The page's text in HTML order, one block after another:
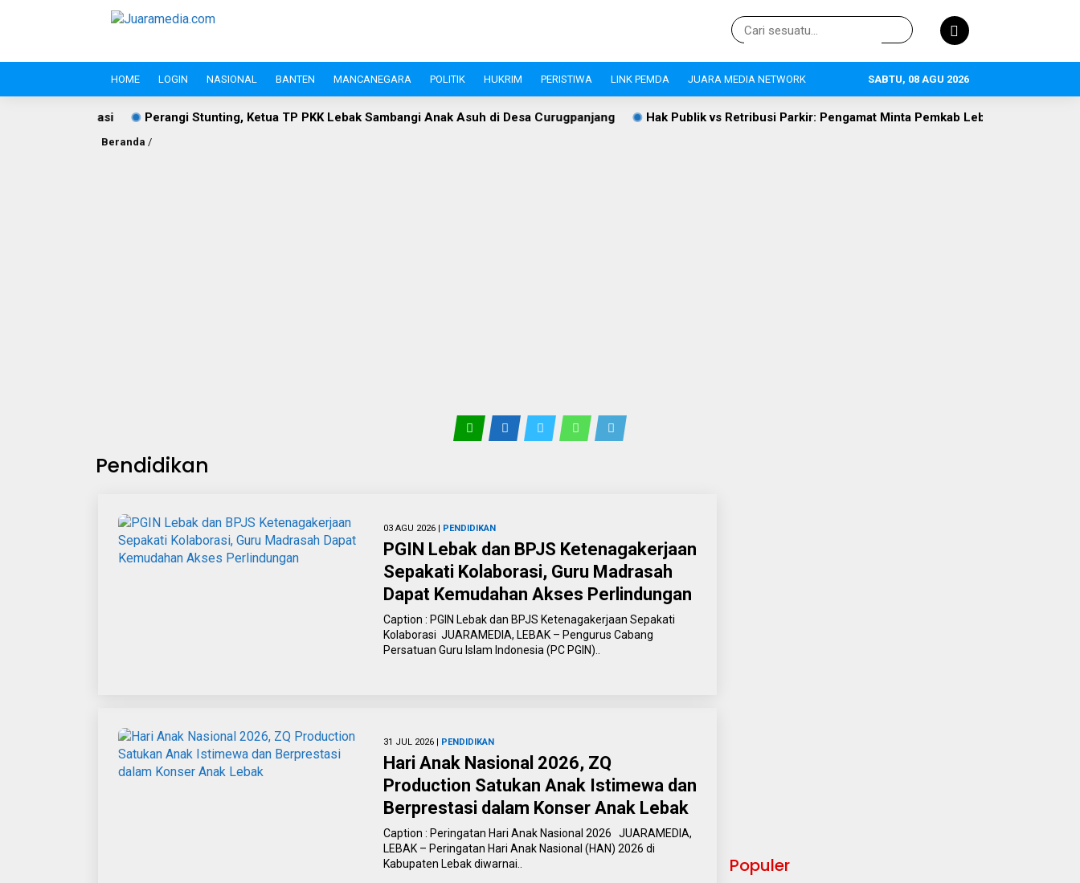
HOME LOGIN NASIONAL BANTEN MANCANEGARA POLITIK HUKRIM PERISTIWA LINK PEMDA JUARA MEDIA NETWORK SABTU, 08 AGU 2026
Perangi Stunting, Ketua TP PKK Lebak Sambangi Anak Asuh di Desa Curugpanjang Hak Publik vs Retribusi Parkir: Pengamat Minta Pemkab Lebak Evaluasi Gate di Jalan S.A.
Beranda /
Pendidikan
03 AGU 2026 | PENDIDIKAN
PGIN Lebak dan BPJS Ketenagakerjaan
Sepakati Kolaborasi, Guru Madrasah
Dapat Kemudahan Akses Perlindungan
Caption : PGIN Lebak dan BPJS Ketenagakerjaan Sepakati
Kolaborasi JUARAMEDIA, LEBAK – Pengurus Cabang
Persatuan Guru Islam Indonesia (PC PGIN)..
31 JUL 2026 | PENDIDIKAN
Hari Anak Nasional 2026, ZQ
Production Satukan Anak Istimewa dan
Berprestasi dalam Konser Anak Lebak
Caption : Peringatan Hari Anak Nasional 2026 JUARAMEDIA,
LEBAK – Peringatan Hari Anak Nasional (HAN) 2026 di
Kabupaten Lebak diwarnai..
Populer